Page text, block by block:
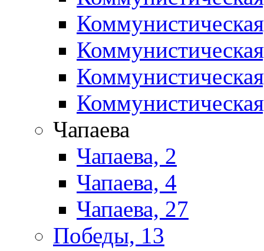
Чапаева
Чапаева, 2
Чапаева, 4
Чапаева, 27
Победы, 13